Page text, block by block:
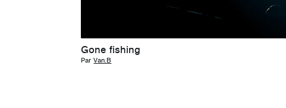
Gone fishing
Par Van.B